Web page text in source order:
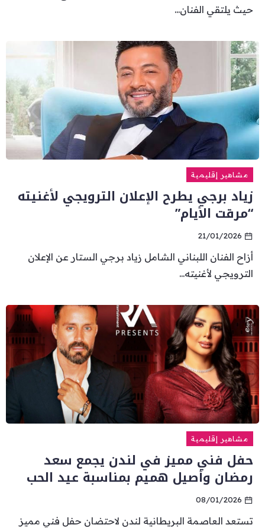
حيث يلتقي الفنان...
مشاهير إقليمية
زياد برجي يطرح الإعلان الترويجي لأغنيته
“مرقت الأيام”
21/01/2026
أزاح الفنان اللبناني الشامل زياد برجي الستار عن الإعلان
الترويجي لأغنيته...
مشاهير إقليمية
حفل فني مميز في لندن يجمع سعد
رمضان وأصيل هميم بمناسبة عيد الحب
08/01/2026
تستعد العاصمة البريطانية لندن لاحتضان حفل فني مميز